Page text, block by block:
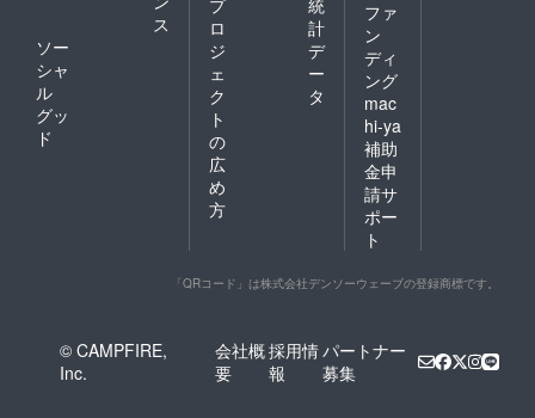
ス
ソー
シャ
ル
グッ
ド
プ
ロ
ジ
ェ
ク
ト
の
広
め
方
統
計
デ
ー
タ
ファ
ン
ディ
ング
mac
hi-ya
補助
金申
請サ
ポー
ト
「QRコード」は株式会社デンソーウェーブの登録商標です。
© CAMPFIRE,
Inc.
会社概
要
採用情
報
パートナー
募集